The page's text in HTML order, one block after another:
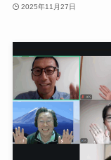
2025年11月27日